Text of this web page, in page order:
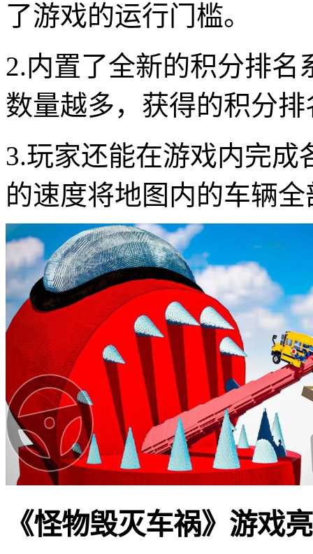
了游戏的运行门槛。
2.内置了全新的积分排
数量越多，获得的积分
3.玩家还能在游戏内完
的速度将地图内的车辆
《怪物毁灭车祸》游戏